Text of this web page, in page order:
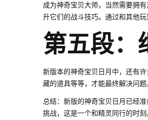
成为神奇宝贝大师，当然需要拥
升它们的战斗技巧。通过和其他
第五段：
新版本的神奇宝贝日月中，还有
藏的道具等等，才能最终解决问
总结：新版的神奇宝贝日月已经
挑战，这是一个和精灵同行的时